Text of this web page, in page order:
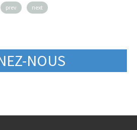
prev next
NOUS